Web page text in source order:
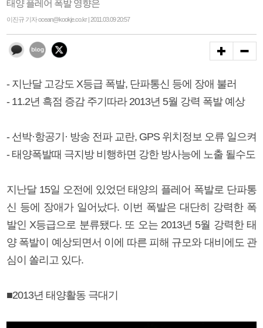
태양 플레어 폭발 영향은
이진규 기자 ocean@kookje.co.kr | 2011.03.09 20:57
- 지난달 고강도 X등급 폭발, 단파통신 등에 장애 불러
- 11.2년 흑점 증감 주기따라 2013년 5월 강력 폭발 예상
- 선박·항공기· 방송 전파 교란, GPS 위치정보 오류 일으켜
- 태양폭발때 극지방 비행하면 강한 방사능에 노출 될수도
지난달 15일 오전에 있었던 태양의 플레어 폭발로 단파통
신 등에 장애가 일어났다. 이번 폭발은 대단히 강력한 폭
발인 X등급으로 분류됐다. 또 오는 2013년 5월 강력한 태
양 폭발이 예상되면서 이에 따른 피해 규모와 대비에도 관
심이 쏠리고 있다.
■2013년 태양활동 극대기